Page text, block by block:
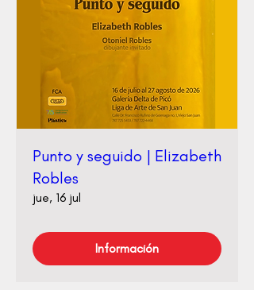
Punto y seguido | Elizabeth
Robles
jue, 16 jul
Información